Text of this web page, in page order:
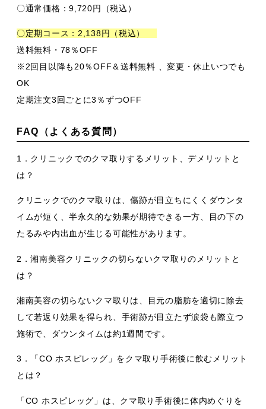
〇通常価格：9,720円（税込）
〇定期コース：2,138円（税込）
送料無料・78％OFF
※2回目以降も20％OFF＆送料無料 、変更・休止いつでも
OK
定期注文3回ごとに3％ずつOFF
FAQ（よくある質問）
1．クリニックでのクマ取りするメリット、デメリットと
は？
クリニックでのクマ取りは、傷跡が目立ちにくくダウンタ
イムが短く、半永久的な効果が期待できる一方、目の下の
たるみや内出血が生じる可能性があります。
2．湘南美容クリニックの切らないクマ取りのメリットと
は？
湘南美容の切らないクマ取りは、目元の脂肪を適切に除去
して若返り効果を得られ、手術跡が目立たず涙袋も際立つ
施術で、ダウンタイムは約1週間です。
3．「CO ホスピレッグ」をクマ取り手術後に飲むメリット
とは？
「CO ホスピレッグ」は、クマ取り手術後に体内めぐりを